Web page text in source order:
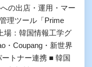
の出店・運用・マー
理ツール「Prime
場：韓国情報工学グ
・Coupang・新世界
トナー連携 ■ 韓国